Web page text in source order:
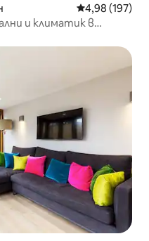
Средна
4,98 (197)
и климатик в